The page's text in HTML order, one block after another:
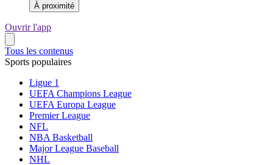
À proximité
Ouvrir l'app
Tous les contenus
Sports populaires
Ligue 1
UEFA Champions League
UEFA Europa League
Premier League
NFL
NBA Basketball
Major League Baseball
NHL